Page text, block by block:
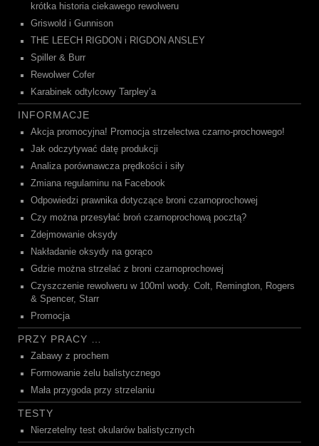
krótka historia ciekawego rewolweru
Griswold i Gunnison
THE LEECH RIGDON i RIGDON ANSLEY
Spiller & Burr
Rewolwer Cofer
Karabinek odtylcowy Tarpley’a
INFORMACJE
Akcja promocyjna! Promocja strzelectwa czarno-prochowego!
Jak odczytywać datę produkcji
Analiza porównawcza prędkości i siły
Zmiana regulaminu na Facebook
Odpowiedzi prawnika dotyczące broni czarnoprochowej
Czy można przesyłać broń czarnoprochową pocztą?
Zdejmowanie oksydy
Nakładanie oksydy na gorąco
Gdzie można strzelać z broni czarnoprochowej
Czyszczenie rewolweru w 100ml wody. Colt, Remington, Rogers
& Spencer, Starr
Promocja
PRZY PRACY …
Zabawy z prochem
Formowanie żelu balistycznego
Mała przygoda przy strzelaniu
TESTY
Nierzetelny test okularów balistycznych